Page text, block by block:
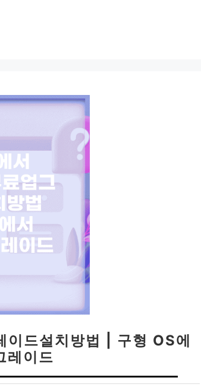
드설치방법 | 구형 OS에
레이드